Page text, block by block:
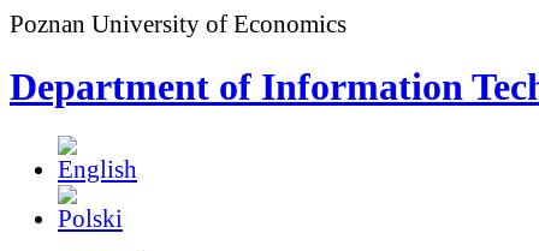
Poznan University of Economics
Department of Information